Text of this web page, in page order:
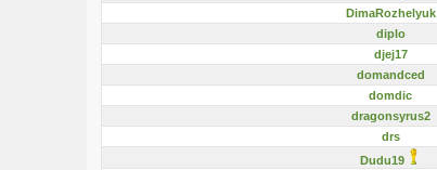
DimaRozhelyuk
diplo
djej17
domandced
domdic
dragonsyrus2
drs
Dudu19